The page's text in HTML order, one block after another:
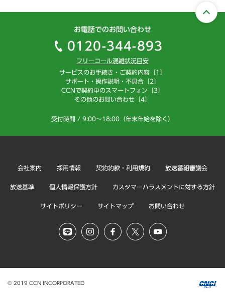
お電話でのお問い合わせ
0120-344-893
フリーコール混雑状況目安
サービスのお手続き・ご契約内容［1］
サポート・操作説明・不具合［2］
CCNで契約中のスマートフォン［3］
その他のお問い合わせ［4］
受付時間 / 9:00～18:00（年末年始を除く）
会社案内 採用情報 契約約款・利用規約 放送番組審議会
放送基準 個人情報保護方針 カスタマーハラスメントに対する方針
サイトポリシー サイトマップ お問い合わせ
© 2019 CCN INCORPORATED